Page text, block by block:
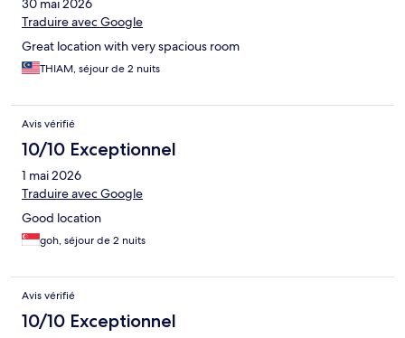
30 mai 2026
Traduire avec Google
Great location with very spacious room
THIAM, séjour de 2 nuits
Avis vérifié
10/10 Exceptionnel
1 mai 2026
Traduire avec Google
Good location
goh, séjour de 2 nuits
Avis vérifié
10/10 Exceptionnel